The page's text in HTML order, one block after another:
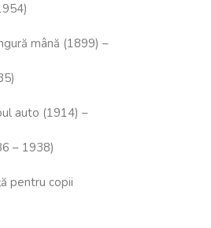
mână (1899) –
auto (1914) –
– 1938)
pentru copii